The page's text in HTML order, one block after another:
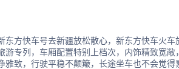
方快车号去新疆放松散心，新东方快车火
游专列，车厢配置特别上档次，内饰精致宽
雅致，行驶平稳不颠簸，长途坐车也不会觉